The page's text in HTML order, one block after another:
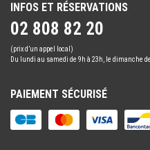
INFOS ET RÉSERVATIONS
02 808 82 20
(prix d’un appel local)
Du lundi au samedi de 9h à 23h, le dimanche
PAIEMENT SÉCURISÉ